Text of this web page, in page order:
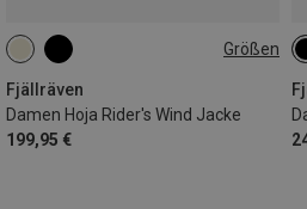
Größen
Fjällräven
Damen Hoja Rider's Wind Jacke
199,95 €
XS S